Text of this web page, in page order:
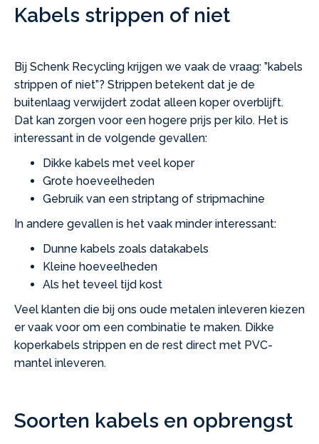
Kabels strippen of niet
Bij Schenk Recycling krijgen we vaak de vraag: ”kabels
strippen of niet”? Strippen betekent dat je de
buitenlaag verwijdert zodat alleen koper overblijft.
Dat kan zorgen voor een hogere prijs per kilo. Het is
interessant in de volgende gevallen:
Dikke kabels met veel koper
Grote hoeveelheden
Gebruik van een striptang of stripmachine
In andere gevallen is het vaak minder interessant:
Dunne kabels zoals datakabels
Kleine hoeveelheden
Als het teveel tijd kost
Veel klanten die bij ons oude metalen inleveren kiezen
er vaak voor om een combinatie te maken. Dikke
koperkabels strippen en de rest direct met PVC-
mantel inleveren.
Soorten kabels en opbrengst